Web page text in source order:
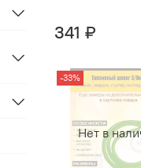
341 ₽
Нет в
-33%